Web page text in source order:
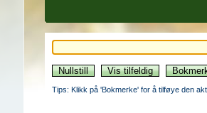
Tips: Klikk på 'Bokmerke' for å tilføye den